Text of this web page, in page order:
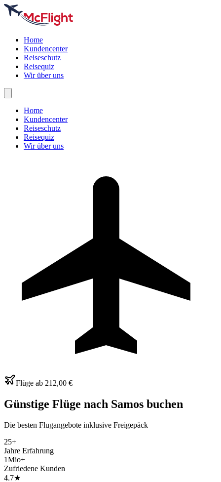
Home
Kundencenter
Reiseschutz
Reisequiz
Wir über uns
Home
Kundencenter
Reiseschutz
Reisequiz
Wir über uns
Flüge ab 212,00 €
Günstige Flüge nach Samos buchen
Die besten Flugangebote inklusive Freigepäck
25+
Jahre Erfahrung
1Mio+
Zufriedene Kunden
4.7★